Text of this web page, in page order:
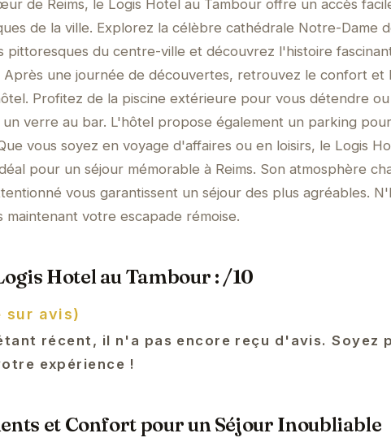
de Reims, le Logis Hotel au Tambour offre un accès
de la ville. Explorez la célèbre cathédrale Notre-Dame
pittoresques du centre-ville et découvrez l'histoire
Après une journée de découvertes, retrouvez le confort et
Profitez de la piscine extérieure pour vous détendre
un verre au bar. L'hôtel propose également un parking
vous soyez en voyage d'affaires ou en loisirs, le Logis
pour un séjour mémorable à Reims. Son atmosphère
vous garantissent un séjour des plus agréables.
maintenant votre escapade rémoise.
Hotel au Tambour : /10
sur avis)
récent, il n'a pas encore reçu d'avis. Soyez
expérience !
et Confort pour un Séjour Inoubliable